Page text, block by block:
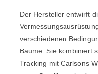
Der Hersteller entwirft
verschiedenen
Bäume. Sie kombiniert
Tracking mit Carlsons